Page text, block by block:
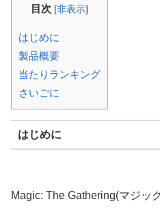
目次 [非表示]
はじめに
製品概要
当たりランキング
さいごに
はじめに
Magic: The Gathering(マジッ